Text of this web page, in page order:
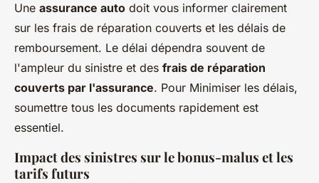
Une assurance auto doit vous informer clairement
sur les frais de réparation couverts et les délais de
remboursement. Le délai dépendra souvent de
l'ampleur du sinistre et des frais de réparation
couverts par l'assurance. Pour Minimiser les délais,
soumettre tous les documents rapidement est
essentiel.
Impact des sinistres sur le bonus-malus et les
tarifs futurs